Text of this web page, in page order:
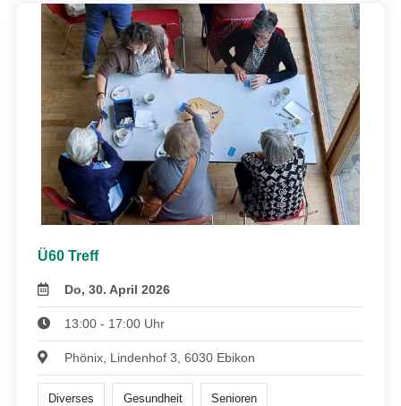
Ü60 Treff
Do, 30. April 2026
13:00 - 17:00 Uhr
Phönix, Lindenhof 3, 6030 Ebikon
Diverses Gesundheit Senioren